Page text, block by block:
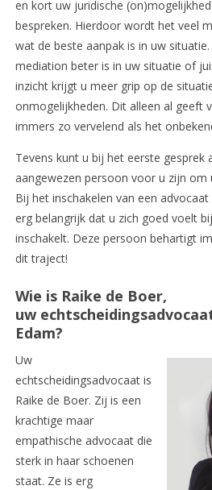
en kort uw juridische
bespreken. Hierdoor wordt het veel
wat de beste aanpak is in uw
mediation beter is in uw situatie of
inzicht krijgt u meer grip op de
onmogelijkheden. Dit alleen al geeft
immers zo vervelend als het
Tevens kunt u bij het eerste gesprek
aangewezen persoon voor u zijn om
Bij het inschakelen van een
erg belangrijk dat u zich goed voelt
inschakelt. Deze persoon behartigt
dit traject!
Wie is Raike de Boer,
uw
Edam?
Uw
echtscheidingsadvocaat is
Raike de Boer. Zij is een
krachtige maar
empathische advocaat die
sterk in haar schoenen
staat. Ze is erg